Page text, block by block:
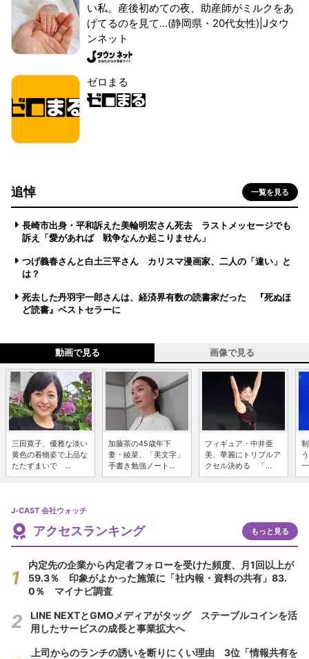
い私。産後初めての夜、助産師がミルクをあ
げてるのを見て...(静岡県・20代女性)|Jタウ
ンネット
ゼロまる
追悼 一覧を見る
長崎市出身・平和訴えた美輪明宏さん死去 ラストメッセージでも
訴え「愛があれば 戦争なんか起こりません」
つげ義春さんと白土三平さん カリスマ漫画家、二人の「違い」と
は？
死去した丹羽宇一郎さんは、経済界有数の読書家だった 『死ぬほ
ど読書』ベストセラーに
動画で見る 画像で見る
三田寛子、優雅な淡い
黄色の着物姿で上品な
たたずまいで ...
加藤茶の45歳年下
妻・綾菜、「美文字」
手書き勉強ノート...
フィギュア・中井亜
美、華麗にトリプルア
クセル決める 「...
J-CAST 会社ウォッチ
アクセスランキング もっと見る
内定先の企業から内定者フォローを受けた頻度、月1回以上が
59.3％ 印象がよかった施策に「社内報・資料の共有」83.
0％ マイナビ調査
LINE NEXTとGMOメディアがタッグ ステーブルコインを活
用したサービスの成長と事業拡大へ
上司からのランチの誘いを断りにくい理由 3位「情報共有を